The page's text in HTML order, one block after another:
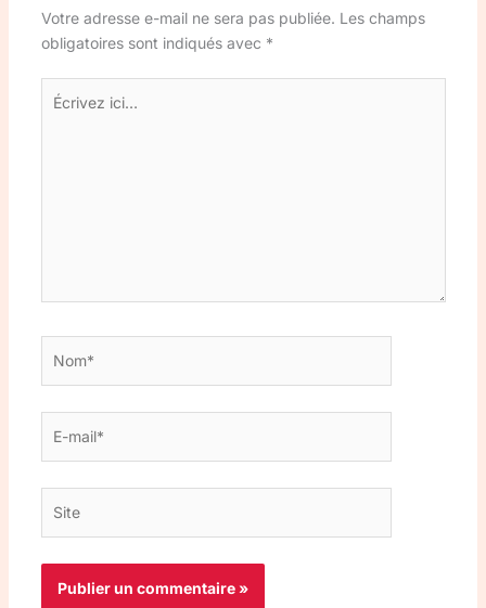
Votre adresse e-mail ne sera pas publiée. Les champs
obligatoires sont indiqués avec *
Écrivez
ici…
mail*